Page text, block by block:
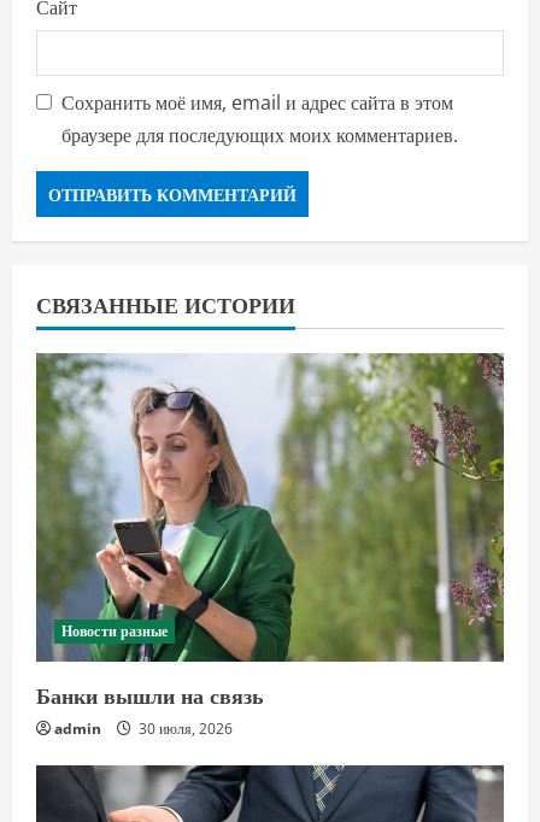
Сайт
Сохранить моё имя, email и адрес сайта в этом
браузере для последующих моих комментариев.
СВЯЗАННЫЕ ИСТОРИИ
Новости разные
Банки вышли на связь
admin 30 июля, 2026